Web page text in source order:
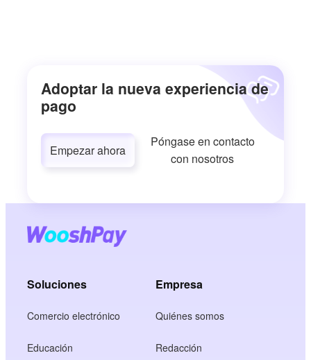
Adoptar la nueva experiencia de
pago
Empezar ahora
Póngase en contacto
con nosotros
Soluciones
Comercio electrónico
Educación
Empresa
Quiénes somos
Redacción